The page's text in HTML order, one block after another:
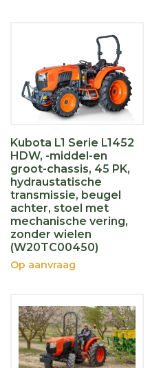
Kubota L1 Serie L1452
HDW, -middel-en
groot-chassis, 45 PK,
hydraustatische
transmissie, beugel
achter, stoel met
mechanische vering,
zonder wielen
(W20TC00450)
Op aanvraag